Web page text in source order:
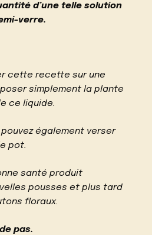
d’une telle solution
verre.
cette recette sur une
simplement la plante
ce liquide.
également verser
pot.
santé produit
pousses et plus tard
floraux.
pas.